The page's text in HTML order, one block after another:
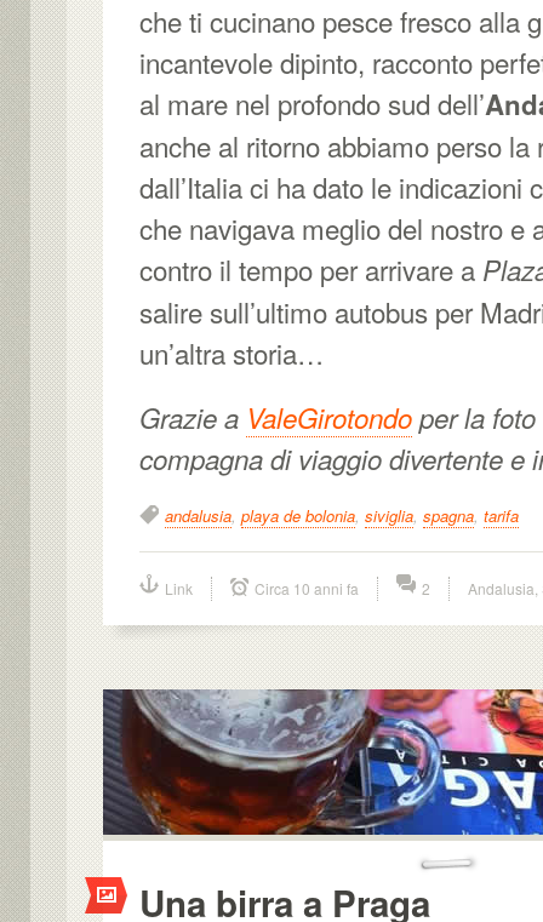
che ti cucinano pesce fresco alla
incantevole dipinto, racconto
al mare nel profondo sud dell’
anche al ritorno abbiamo perso la
dall’Italia ci ha dato le indicazioni
che navigava meglio del nostro e
contro il tempo per arrivare a
salire sull’ultimo autobus per
un’altra storia…
Grazie a ValeGirotondoper la
compagna di viaggio divertente e
andalusia, playa de bolonia, siviglia, spagna, tarifa
Link Circa 10 anni fa 2 Andalusia
Una birra a Praga